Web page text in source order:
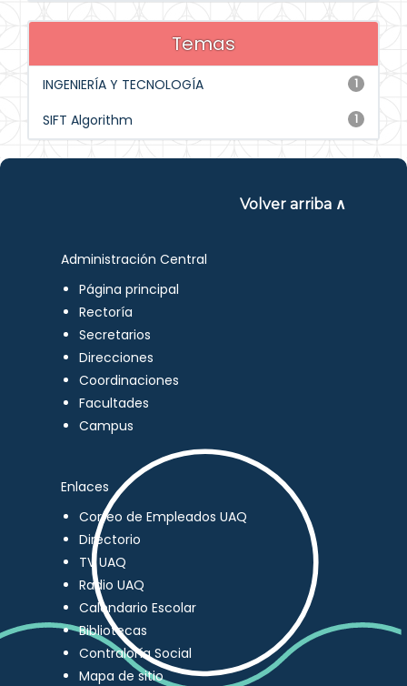
Temas
1
INGENIERÍA Y TECNOLOGÍA
1
SIFT Algorithm
Volver arriba ∧
Administración Central
Página principal
Rectoría
Secretarios
Direcciones
Coordinaciones
Facultades
Campus
Enlaces
Correo de Empleados UAQ
Directorio
TV UAQ
Radio UAQ
Calendario Escolar
Bibliotecas
Contraloría Social
Mapa de sitio